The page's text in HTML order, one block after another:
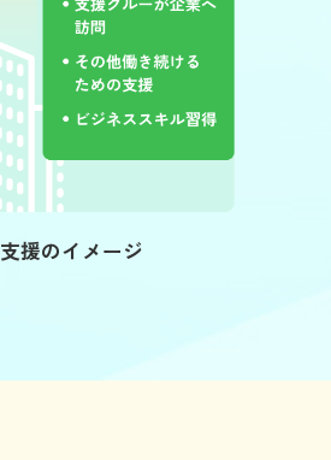
支援のイメージ